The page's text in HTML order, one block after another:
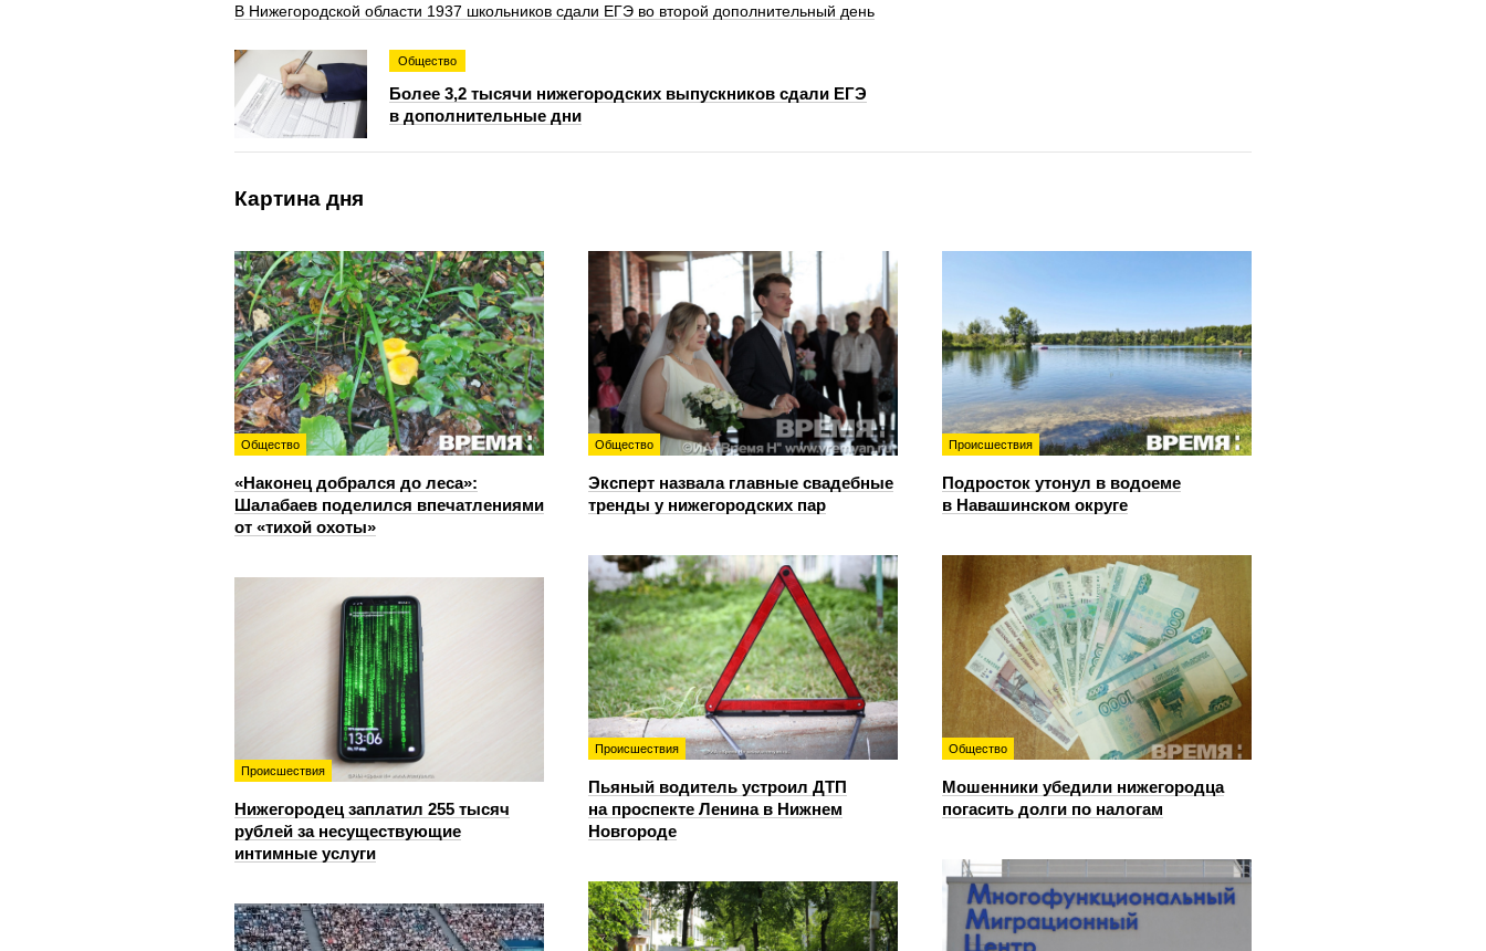
В Нижегородской области 1937 школьников сдали ЕГЭ во второй дополнительный день
Общество
Более 3,2 тысячи нижегородских выпускников сдали ЕГЭ
в дополнительные дни
Картина дня
Общество
«Наконец добрался до леса»:
Шалабаев поделился впечатлениями
от «тихой охоты»
Общество
Эксперт назвала главные свадебные
тренды у нижегородских пар
Происшествия
Подросток утонул в водоеме
в Навашинском округе
Происшествия
Пьяный водитель устроил ДТП
на проспекте Ленина в Нижнем
Новгороде
Общество
Мошенники убедили нижегородца
погасить долги по налогам
Происшествия
Нижегородец заплатил 255 тысяч
рублей за несуществующие
интимные услуги